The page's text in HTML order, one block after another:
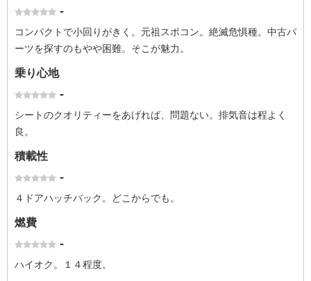
-
コンパクトで小回りがきく。元祖スポコン。絶滅危惧種。中古パ
ーツを探すのもやや困難。そこが魅力。
乗り心地
-
シートのクオリティーをあげれば、問題ない。排気音は程よく
良。
積載性
-
４ドアハッチバック。どこからでも。
燃費
-
ハイオク。１４程度。